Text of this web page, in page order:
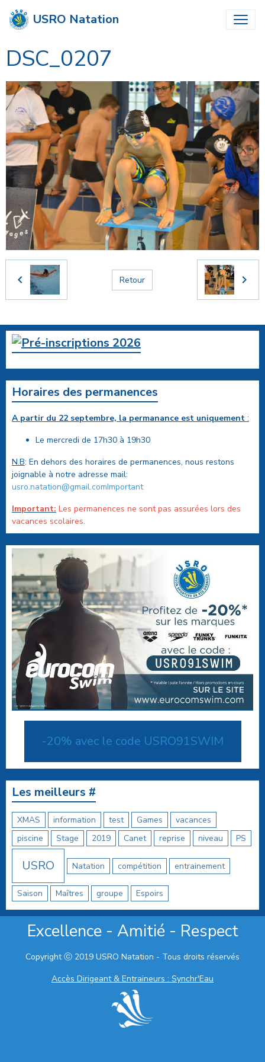
USRO Natation
DSC_0207
Retour
Horaires des permanences
A partir du 22 septembre, la permanance est uniquement :
Le mercredi de 17h30 à 19h30
N.B: En dehors des horaires de permanences, nous restons
joignable à notre adresse mail:
usro.natation@gmail.comImportant
Important: Les permanences ne sont pas assurées lors des
vacances scolaires.
-20% avec le code USRO91SWIM
Les meilleurs #
XMAS information test Games
vacances
piscine
Stage 2019 Canet reprise niveau PS
USRO Natation compétition entrainement
Saison Maîtres groupe Espoirs
Excellence - Amitié - Respect
Copyright ⓒ 2019 USRO Natation - Tous droits réservés
Accès Dirigeant & Entraineurs : Synchr'Eau